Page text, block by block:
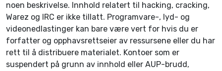
noen beskrivelse. Innhold relatert til hacking, cracking,
Warez og IRC er ikke tillatt. Programvare-, lyd- og
videonedlastinger kan bare være vert for hvis du er
forfatter og opphavsrettseier av ressursene eller du har
rett til å distribuere materialet. Kontoer som er
suspendert på grunn av innhold eller AUP-brudd,